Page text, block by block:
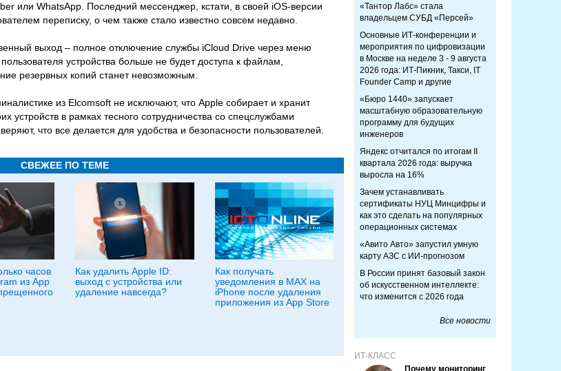
или WhatsApp. Последний мессенджер, кстати, в своей iOS-версии
переписку, о чем также стало известно совсем недавно.
выход – полное отключение службы iCloud Drive через меню
устройства больше не будет доступа к файлам,
резервных копий станет невозможным.
из Elcomsoft не исключают, что Apple собирает и хранит
в рамках тесного сотрудничества со спецслужбами
что все делается для удобства и безопасности пользователей.
СВЕЖЕЕ ПО ТЕМЕ
часов
из App
Как удалить Apple ID:
выход с устройства или
удаление навсегда?
Как получать
уведомления в MAX на
iPhone после удаления
приложения из App Store
«Тантор Лабс» стала
владельцем СУБД «Персей»
Основные ИТ-конференции и
мероприятия по цифровизации
в Москве на неделе 3 - 9 августа
2026 года: ИТ-Пикник, Такси, IT
Founder Camp и другие
«Бюро 1440» запускает
масштабную образовательную
программу для будущих
инженеров
Яндекс отчитался по итогам II
квартала 2026 года: выручка
выросла на 16%
Зачем устанавливать
сертификаты НУЦ Минцифры и
как это сделать на популярных
операционных системах
«Авито Авто» запустил умную
карту АЗС с ИИ-прогнозом
В России принят базовый закон
об искусственном интеллекте:
что изменится с 2026 года
Все новости
ИТ-КЛАСС
Почему мониторинг